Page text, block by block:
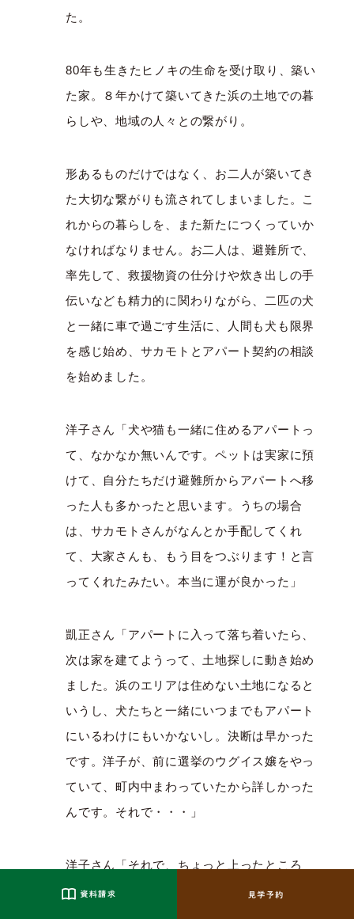
た。
80年も生きたヒノキの生命を受け取り、築い
た家。８年かけて築いてきた浜の土地での暮
らしや、地域の人々との繋がり。
形あるものだけではなく、お二人が築いてき
た大切な繋がりも流されてしまいました。こ
れからの暮らしを、また新たにつくっていか
なければなりません。お二人は、避難所で、
率先して、救援物資の仕分けや炊き出しの手
伝いなども精力的に関わりながら、二匹の犬
と一緒に車で過ごす生活に、人間も犬も限界
を感じ始め、サカモトとアパート契約の相談
を始めました。
洋子さん「犬や猫も一緒に住めるアパートっ
て、なかなか無いんです。ペットは実家に預
けて、自分たちだけ避難所からアパートへ移
った人も多かったと思います。うちの場合
は、サカモトさんがなんとか手配してくれ
て、大家さんも、もう目をつぶります！と言
ってくれたみたい。本当に運が良かった」
凱正さん「アパートに入って落ち着いたら、
次は家を建てようって、土地探しに動き始め
ました。浜のエリアは住めない土地になると
いうし、犬たちと一緒にいつまでもアパート
にいるわけにもいかないし。決断は早かった
です。洋子が、前に選挙のウグイス嬢をやっ
ていて、町内中まわっていたから詳しかった
んです。それで・・・」
洋子さん「それで、ちょっと上ったところ
に、サカモトさんが仲介している宅地があっ